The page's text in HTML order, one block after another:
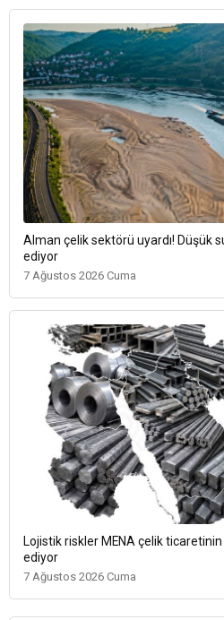
Alman çelik sektörü uyardı! Düşük
ediyor
7 Ağustos 2026 Cuma
Lojistik riskler MENA çelik
ediyor
7 Ağustos 2026 Cuma